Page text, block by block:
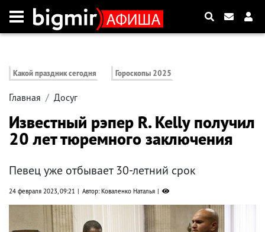
Какой праздник сегодня Гороскопы 2025
Главная Досуг
Известный рэпер R. Kelly получил
20 лет тюремного заключения
Певец уже отбывает 30-летний срок
24 февраля 2023, 09:21 Автор: Коваленко Наталья